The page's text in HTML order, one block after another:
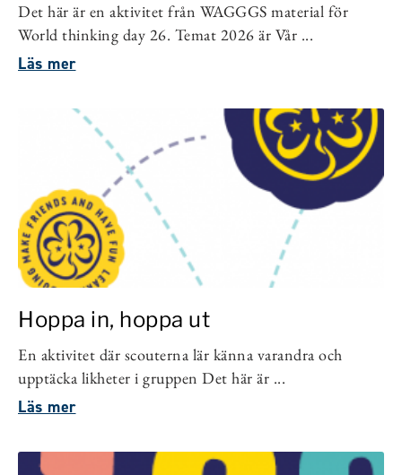
Det här är en aktivitet från WAGGGS material för
World thinking day 26. Temat 2026 är Vår ...
Läs mer
Hoppa in, hoppa ut
En aktivitet där scouterna lär känna varandra och
upptäcka likheter i gruppen Det här är ...
Läs mer